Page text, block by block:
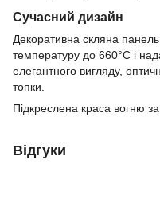
Сучасний дизайн
Декоративна скляна
температуру до 660°C і
елегантного вигляду,
топки.
Підкреслена краса вогню
Відгуки